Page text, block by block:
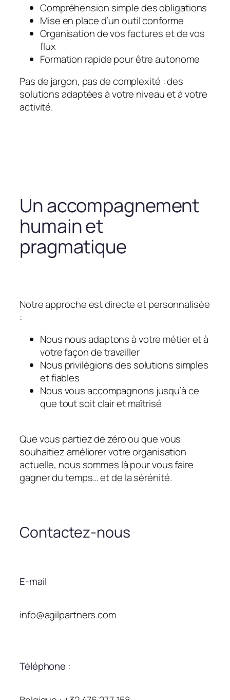
Compréhension simple des obligations
Mise en place d’un outil conforme
Organisation de vos factures et de vos
flux
Formation rapide pour être autonome
Pas de jargon, pas de complexité : des
solutions adaptées à votre niveau et à votre
activité.
Un accompagnement
humain et
pragmatique
Notre approche est directe et personnalisée
:
Nous nous adaptons à votre métier et à
votre façon de travailler
Nous privilégions des solutions simples
et fiables
Nous vous accompagnons jusqu’à ce
que tout soit clair et maîtrisé
Que vous partiez de zéro ou que vous
souhaitiez améliorer votre organisation
actuelle, nous sommes là pour vous faire
gagner du temps… et de la sérénité.
Contactez-nous
E-mail
info@agilpartners.com
Téléphone :